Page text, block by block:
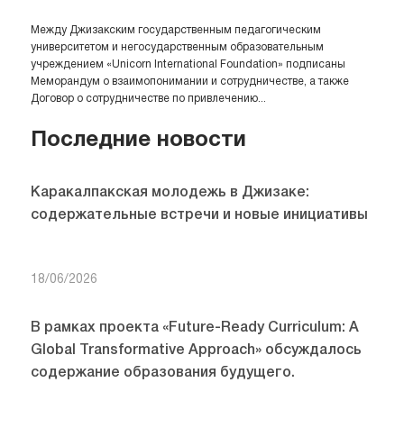
Между Джизакским государственным педагогическим
университетом и негосударственным образовательным
учреждением «Unicorn International Foundation» подписаны
Меморандум о взаимопонимании и сотрудничестве, а также
Договор о сотрудничестве по привлечению...
Последние новости
Каракалпакская молодежь в Джизаке:
содержательные встречи и новые инициативы
18/06/2026
В рамках проекта «Future-Ready Curriculum: A
Global Transformative Approach» обсуждалось
содержание образования будущего.